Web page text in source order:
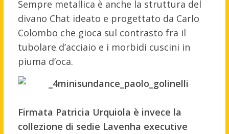
Sempre metallica è anche la struttura del
divano Chat ideato e progettato da Carlo
Colombo che gioca sul contrasto fra il
tubolare d’acciaio e i morbidi cuscini in
piuma d’oca.
Firmata Patricia Urquiola è invece la
collezione di sedie Lavenha executive